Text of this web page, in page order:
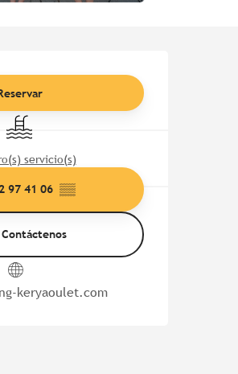
datos de
Piscina
servicio(s)
97 41 06 ▒▒
Contáctenos
keryaoulet.com